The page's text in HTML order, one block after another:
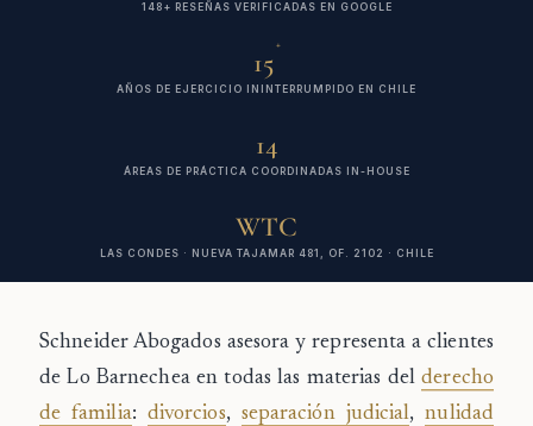
148+ RESEÑAS VERIFICADAS EN GOOGLE
15
+
AÑOS DE EJERCICIO ININTERRUMPIDO EN CHILE
14
ÁREAS DE PRÁCTICA COORDINADAS IN-HOUSE
WTC
LAS CONDES · NUEVA TAJAMAR 481, OF. 2102 · CHILE
Schneider Abogados asesora y representa a clientes
deLo Barnecheaen todas las materias delderecho
de familia: divorcios, separación judicial,nulidad